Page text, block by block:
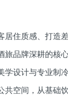
住质感、打造
品牌深耕的核
设计与专业制
空间，从基础